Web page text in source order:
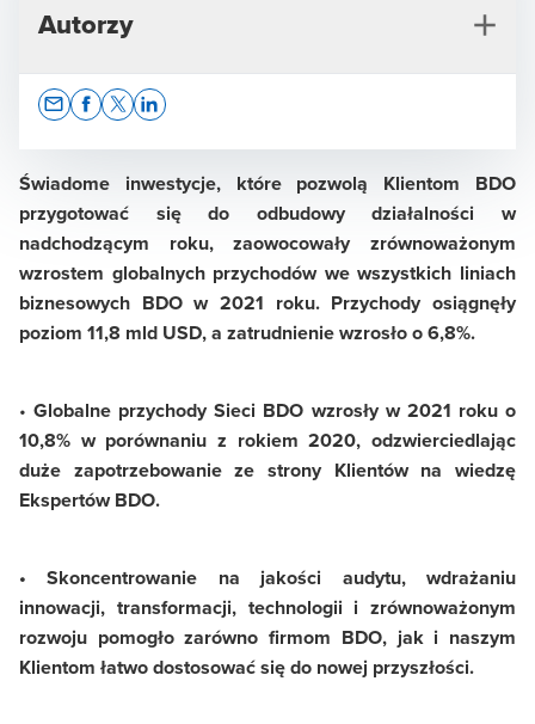
Świadome inwestycje, które pozwolą Klientom BDO
przygotować się do odbudowy działalności w
nadchodzącym roku, zaowocowały zrównoważonym
wzrostem globalnych przychodów we wszystkich liniach
biznesowych BDO w 2021 roku. Przychody osiągnęły
poziom 11,8 mld USD, a zatrudnienie wzrosło o 6,8%.
•Globalne przychody Sieci BDO wzrosły w 2021 roku o
10,8% w porównaniu z rokiem 2020, odzwierciedlając
duże zapotrzebowanie ze strony Klientów na wiedzę
Ekspertów BDO.
• Skoncentrowanie na jakości audytu, wdrażaniu
innowacji, transformacji, technologii i zrównoważonym
rozwoju pomogło zarówno firmom BDO, jak i naszym
Klientom łatwo dostosować się do nowej przyszłości.
Autorzy
Ewa Matyszewska
Dyrektor ds. Komunikacji i Zrównoważonego Rozwoju